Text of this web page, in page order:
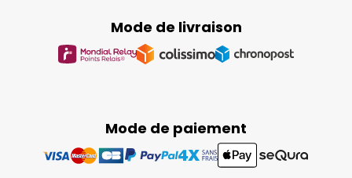
Mode de paiement
Mode de livraison